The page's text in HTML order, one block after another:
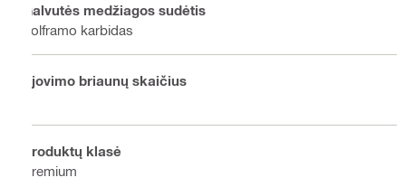
Galvutės medžiagos sudėtis
Volframo karbidas
Pjovimo briaunų skaičius
Produktų klasė
Premium